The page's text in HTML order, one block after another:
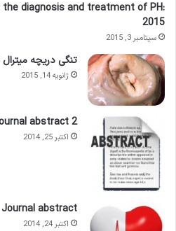
the diagnosis and treatment of PH:
2015
سپتامبر 3, 2015
تنگی دریچه میترال Mitral stenosis
ژانویه 14, 2015
abstract 2
اکتبر 25, 2014
Journal abstract
اکتبر 24, 2014